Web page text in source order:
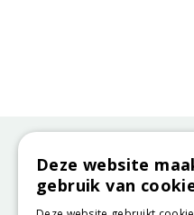
Onze
Deze website
gebruik van